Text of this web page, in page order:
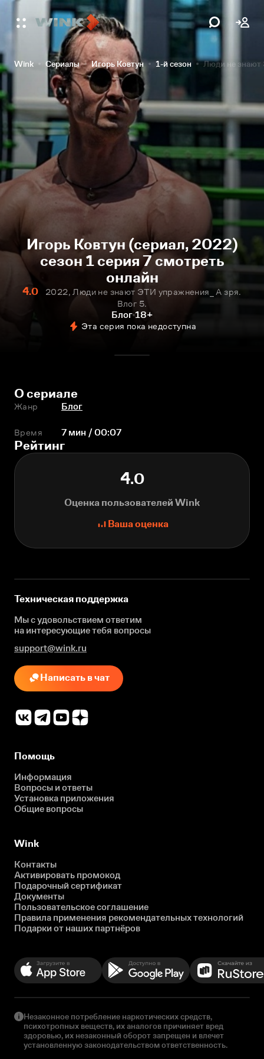
Wink Сериалы Игорь Ковтун 1-й сезон Люди не знают
Игорь Ковтун (сериал, 2022)
сезон 1 серия 7 смотреть
онлайн
4.0
2022, Люди не знают ЭТИ упражнения_ А зря.
Влог 5.
Блог 18+
Эта серия пока недоступна
О сериале
Жанр Блог
Время 7 мин / 00:07
Рейтинг
4.0
Оценка пользователей Wink
Ваша оценка
Техническая поддержка
Мы с удовольствием ответим
на интересующиетебя вопросы
support@wink.ru
Написать в чат
Помощь
Информация
Вопросы и ответы
Установка приложения
Общие вопросы
Wink
Контакты
Активировать промокод
Подарочный сертификат
Документы
Пользовательское соглашение
Правила применения рекомендательных технологий
Подарки от наших партнёров
Незаконное потребление наркотических средств,
психотропных веществ, их аналогов причиняет вред
здоровью, их незаконный оборот запрещен и влечет
установленную законодательством ответственность.